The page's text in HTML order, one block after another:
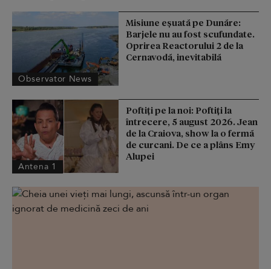
Observator News
Misiune eșuată pe Dunăre:
Barjele nu au fost scufundate.
Oprirea Reactorului 2 de la
Cernavodă, inevitabilă
Antena 1
Poftiți pe la noi: Poftiți la
întrecere, 5 august 2026. Jean
de la Craiova, show la o fermă
de curcani. De ce a plâns Emy
Alupei